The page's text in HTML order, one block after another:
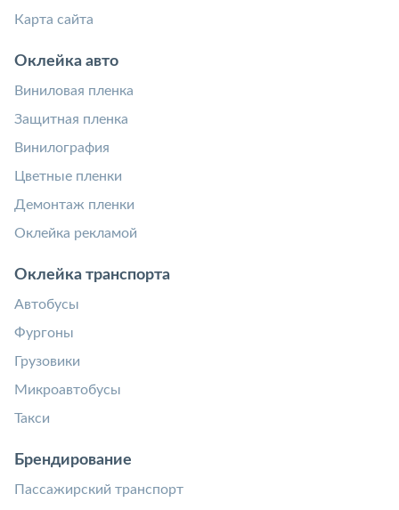
Карта сайта
Оклейка авто
Виниловая пленка
Защитная пленка
Винилография
Цветные пленки
Демонтаж пленки
Оклейка рекламой
Оклейка транспорта
Автобусы
Фургоны
Грузовики
Микроавтобусы
Такси
Брендирование
Пассажирский транспорт